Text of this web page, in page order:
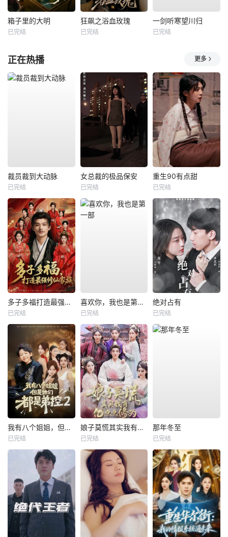
箱子里的大明
已完结
狂飙之浴血玫瑰
已完结
一剑听寒望川归
已完结
正在热播 更多
裁员裁到大动脉
已完结
女总裁的极品保安
已完结
重生90有点甜
已完结
多子多福打造最强修仙家族
已完结
喜欢你，我也是第一部
已完结
绝对占有
已完结
我有八个姐姐，但是他们都是弟控2
已完结
娘子莫慌其实我有亿点点修为
已完结
那年冬至
已完结